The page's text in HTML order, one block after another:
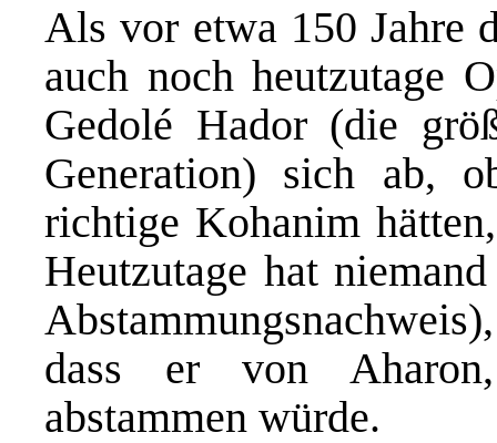
Als vor etwa 150 Jahre
auch noch heutzutage
Gedolé Hador (die
Generation) sich ab,
richtige Kohanim
Heutzutage hat
dass er von
abstammen würde.